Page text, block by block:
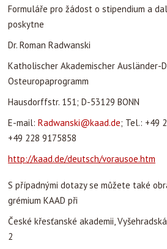
Formuláře pro žádost o stipendium a
poskytne
Dr. Roman Radwanski
Katholischer Akademischer Ausländer-
Osteuropaprogramm
Hausdorffstr. 151; D-53129 BONN
E-mail: Radwanski@kaad.de; Tel.: +49
+49 228 9175858
http://kaad.de/deutsch/vorausoe.htm
S případnými dotazy se můžete také
grémium KAAD při
České křesťanské akademii,
2